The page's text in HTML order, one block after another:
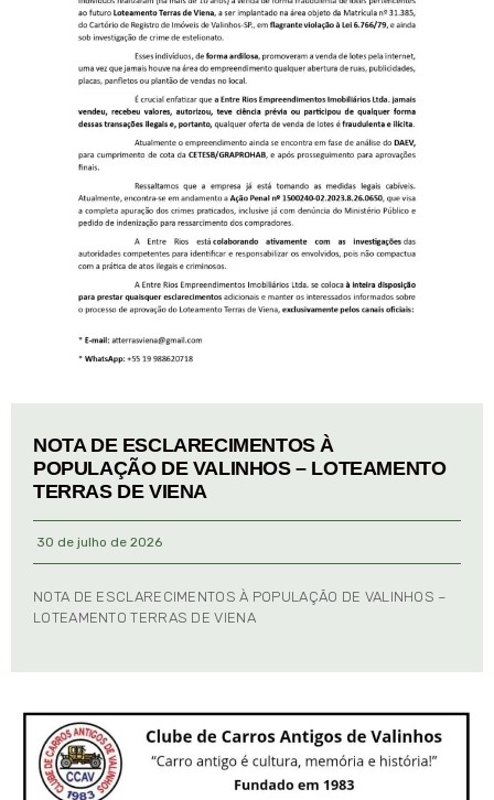
NOTA DE ESCLARECIMENTOS À
POPULAÇÃO DE VALINHOS – LOTEAMENTO
TERRAS DE VIENA
30 de julho de 2026
NOTA DE ESCLARECIMENTOS À POPULAÇÃO DE VALINHOS –
LOTEAMENTO TERRAS DE VIENA